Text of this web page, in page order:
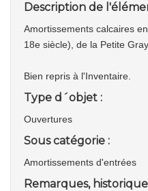
Description de
Amortissements calcaires
18e siècle), de la Petite
Bien repris à l'Inventaire.
Type d´objet :
Ouvertures
Sous catégorie :
Amortissements d'entrées
Remarques,